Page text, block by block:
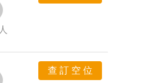
人
查 訂 空 位